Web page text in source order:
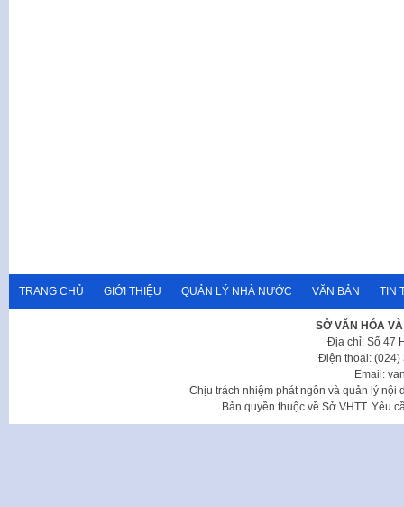
TRANG CHỦ GIỚI THIỆU QUẢN LÝ NHÀ NƯỚC VĂN BẢN TIN
SỞ VĂN HÓA
Địa chỉ: Số 47
Điện thoại: (024)
Email:
Chịu trách nhiệm phát ngôn và quản lý nội
Bản quyền thuộc về Sở VHTT. Yêu